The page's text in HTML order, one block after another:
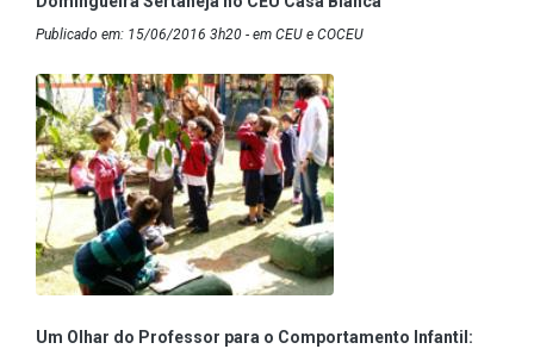
Publicado em: 15/06/2016 3h20 - em CEU e COCEU
Um Olhar do Professor para o Comportamento Infantil: